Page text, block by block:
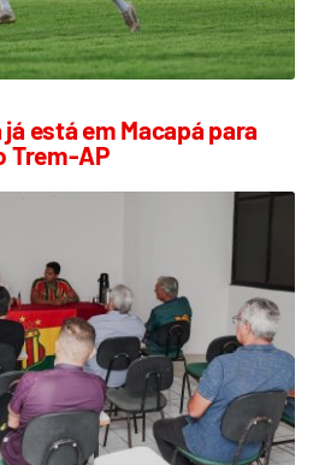
está em Macapá para
Trem-AP